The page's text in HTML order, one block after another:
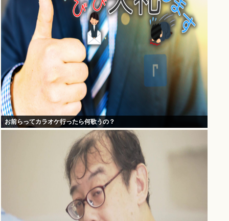
お前らってカラオケ行ったら何歌うの？